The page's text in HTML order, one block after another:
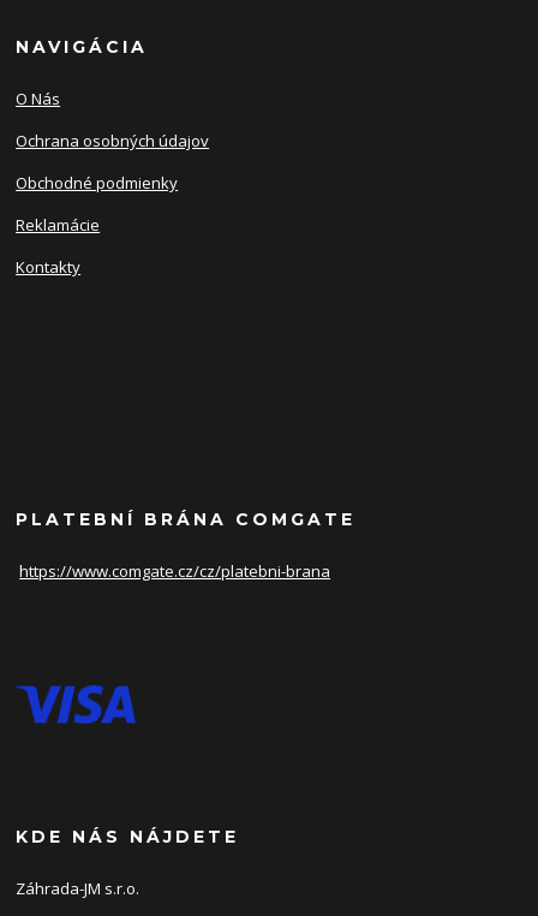
NAVIGÁCIA
O Nás
Ochrana osobných údajov
Obchodné podmienky
Reklamácie
Kontakty
PLATEBNÍ BRÁNA COMGATE
https://www.comgate.cz/cz/platebni-brana
KDE NÁS NÁJDETE
Záhrada-JM s.r.o.